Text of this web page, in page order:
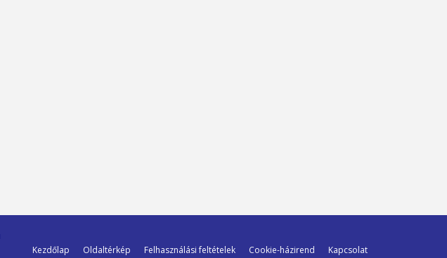
Kezdőlap Oldaltérkép Felhasználási feltételek Cookie-házirend Kapcsolat